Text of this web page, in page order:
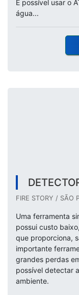
É possível usar o
água...
FIRE STORY / SÃO
Uma ferramenta
possui custo
que proporciona,
importante
grandes perdas
possível detectar
ambiente.